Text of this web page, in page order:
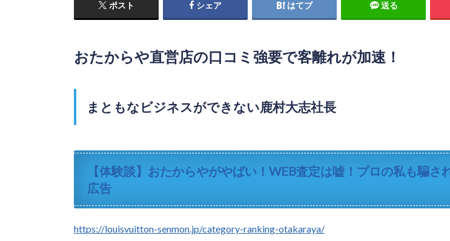
ポスト シェア はてブ 送る
おたからや直営店の口コミ強要で客離れが加速！
まともなビジネスができない鹿村大志社長
【体験談】おたからやがやばい！WEB査定は嘘！プロの私も騙さ
広告
https://louisvuitton-senmon.jp/category-ranking-otakaraya/